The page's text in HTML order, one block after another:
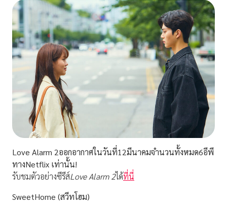
Love Alarm 2ออกอากาศในวันที่12มีนาคมจำนวนทั้งหมด6อีพี
ทางNetflix เท่านั้น!
รับชมตัวอย่างซีรีส์Love Alarm 2ได้ที่นี่
SweetHome (สวีทโฮม)